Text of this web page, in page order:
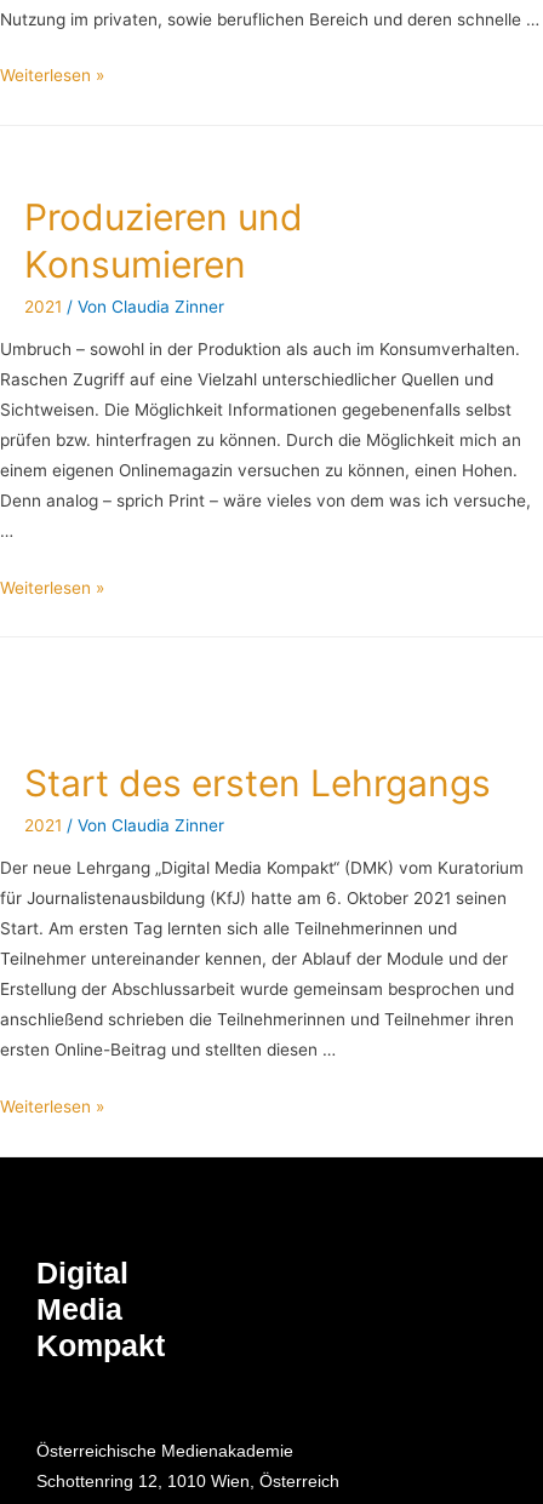
Nutzung im privaten, sowie beruflichen Bereich und deren schnelle …
Weiterlesen »
Produzieren und
Konsumieren
2021 / Von Claudia Zinner
Umbruch – sowohl in der Produktion als auch im Konsumverhalten.
Raschen Zugriff auf eine Vielzahl unterschiedlicher Quellen und
Sichtweisen. Die Möglichkeit Informationen gegebenenfalls selbst
prüfen bzw. hinterfragen zu können. Durch die Möglichkeit mich an
einem eigenen Onlinemagazin versuchen zu können, einen Hohen.
Denn analog – sprich Print – wäre vieles von dem was ich versuche,
…
Weiterlesen »
Start des ersten Lehrgangs
2021 / Von Claudia Zinner
Der neue Lehrgang „Digital Media Kompakt“ (DMK) vom Kuratorium
für Journalistenausbildung (KfJ) hatte am 6. Oktober 2021 seinen
Start. Am ersten Tag lernten sich alle Teilnehmerinnen und
Teilnehmer untereinander kennen, der Ablauf der Module und der
Erstellung der Abschlussarbeit wurde gemeinsam besprochen und
anschließend schrieben die Teilnehmerinnen und Teilnehmer ihren
ersten Online-Beitrag und stellten diesen …
Weiterlesen »
Digital
Media
Kompakt
Österreichische Medienakademie
Schottenring 12, 1010 Wien, Österreich